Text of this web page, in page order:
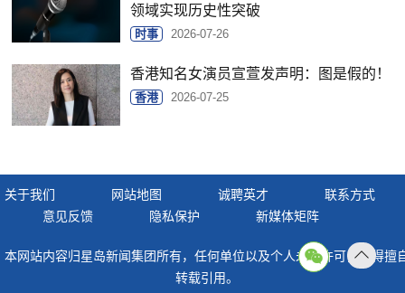
领域实现历史性突破
时事 2026-07-26
香港知名女演员宣萱发声明：图是假的！
香港 2026-07-25
关于我们 网站地图 诚聘英才
联系方式
意见反馈
隐私保护 新媒体矩阵
本网站内容归星岛新闻集团所有，任何单位以及个人未经许可，不得擅
转载引用。